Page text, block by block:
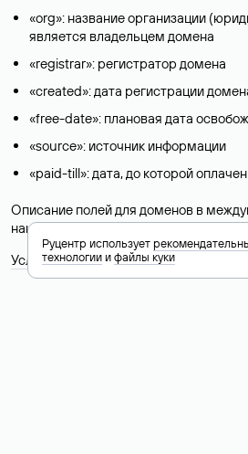
«org»: название организации
является владельцем домена
«registrar»: регистратор домена
«created»: дата регистрации
«free-date»: плановая дата
«source»: источник информации
«paid-till»: дата, до которой
Описание полей для доменов в
национальных доменах
Условия использования Whois-сервиса
Руцентр использует
технологииифайлы куки